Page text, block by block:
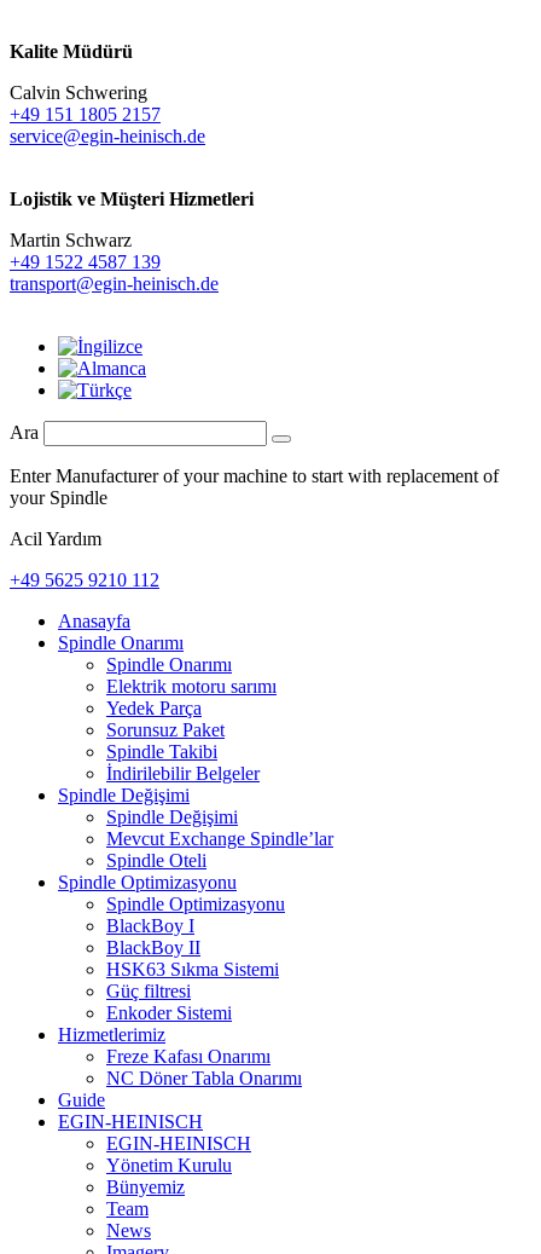
Kalite Müdürü
Calvin Schwering
+49 151 1805 2157
service@egin-heinisch.de
Lojistik ve Müşteri Hizmetleri
Martin Schwarz
+49 1522 4587 139
transport@egin-heinisch.de
Ara
Enter Manufacturer of your machine to start with replacement of
your Spindle
Acil Yardım
+49 5625 9210 112
Anasayfa
Spindle Onarımı
Spindle Onarımı
Elektrik motoru sarımı
Yedek Parça
Sorunsuz Paket
Spindle Takibi
İndirilebilir Belgeler
Spindle Değişimi
Spindle Değişimi
Mevcut Exchange Spindle’lar
Spindle Oteli
Spindle Optimizasyonu
Spindle Optimizasyonu
BlackBoy I
BlackBoy II
HSK63 Sıkma Sistemi
Güç filtresi
Enkoder Sistemi
Hizmetlerimiz
Freze Kafası Onarımı
NC Döner Tabla Onarımı
Guide
EGIN-HEINISCH
EGIN-HEINISCH
Yönetim Kurulu
Bünyemiz
Team
News